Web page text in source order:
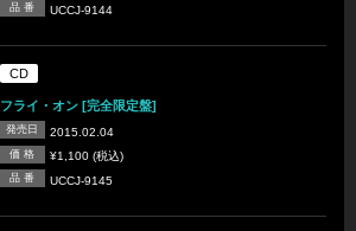
品 番 UCCJ-9144
CD
フライ・オン [完全限定盤]
発売日 2015.02.04
価 格 ¥1,100 (税込)
品 番 UCCJ-9145